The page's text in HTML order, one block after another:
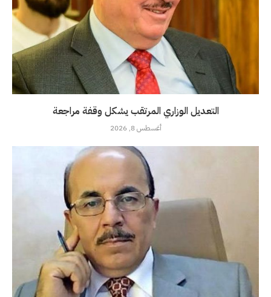
التعديل الوزاري المرتقب يشكل وقفة مراجعة
أغسطس 8, 2026